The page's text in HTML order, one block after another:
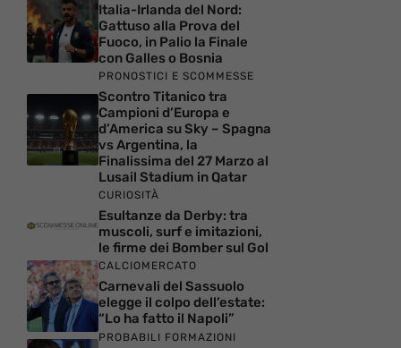
Italia-Irlanda del Nord:
Gattuso alla Prova del
Fuoco, in Palio la Finale
con Galles o Bosnia
PRONOSTICI E SCOMMESSE
Scontro Titanico tra
Campioni d’Europa e
d’America su Sky – Spagna
vs Argentina, la
Finalissima del 27 Marzo al
Lusail Stadium in Qatar
CURIOSITÀ
Esultanze da Derby: tra
muscoli, surf e imitazioni,
le firme dei Bomber sul Gol
CALCIOMERCATO
Carnevali del Sassuolo
elegge il colpo dell’estate:
“Lo ha fatto il Napoli”
PROBABILI FORMAZIONI